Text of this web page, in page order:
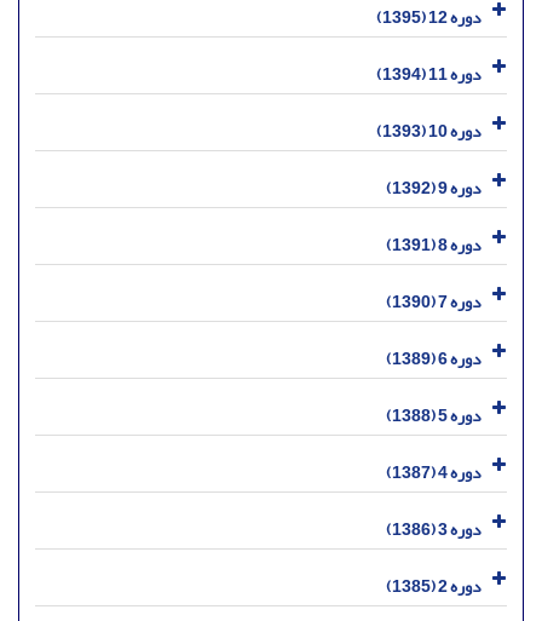
دوره 12 (1395)
دوره 11 (1394)
دوره 10 (1393)
دوره 9 (1392)
دوره 8 (1391)
دوره 7 (1390)
دوره 6 (1389)
دوره 5 (1388)
دوره 4 (1387)
دوره 3 (1386)
دوره 2 (1385)